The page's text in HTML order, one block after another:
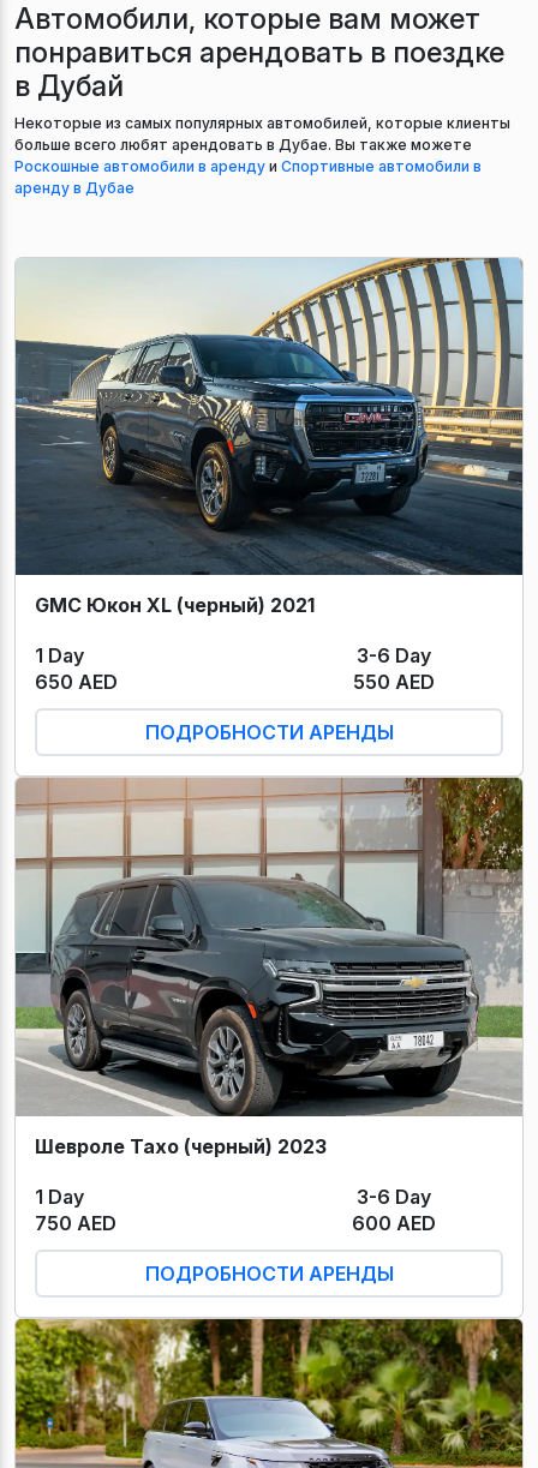
Автомобили, которые вам может
понравиться арендовать в поездке
в Дубай
Некоторые из самых популярных автомобилей, которые клиенты
больше всего любят арендовать в Дубае. Вы также можете
Роскошные автомобили в аренду и Спортивные автомобили в
аренду в Дубае
GMC Юкон XL (черный) 2021
1 Day
3-6 Day
650 AED
550 AED
ПОДРОБНОСТИ АРЕНДЫ
Шевроле Тахо (черный) 2023
1 Day
3-6 Day
750 AED
600 AED
ПОДРОБНОСТИ АРЕНДЫ